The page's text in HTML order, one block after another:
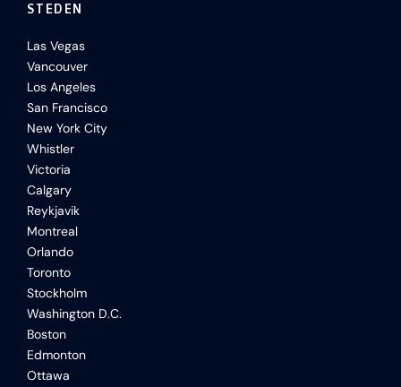
STEDEN
Las Vegas
Vancouver
Los Angeles
San Francisco
New York City
Whistler
Victoria
Calgary
Reykjavik
Montreal
Orlando
Toronto
Stockholm
Washington D.C.
Boston
Edmonton
Ottawa